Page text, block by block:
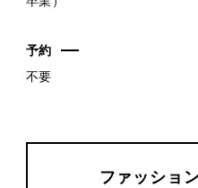
予約
不要
ファッショ